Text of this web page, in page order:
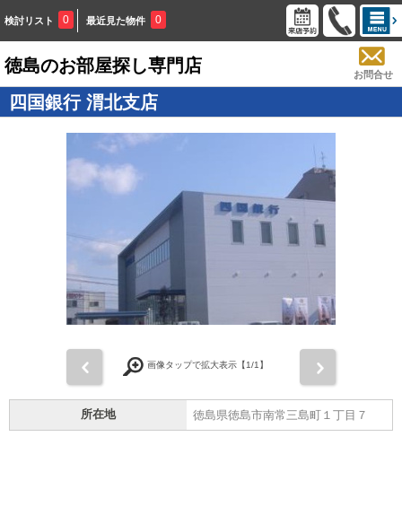
検討リスト 0 最近見た物件 0
徳島のお部屋探し専門店 お問合せ
四国銀行 渭北支店
前 画像タップで拡大表示【1/1】
所在地 徳島県徳島市南常三島町１丁目７